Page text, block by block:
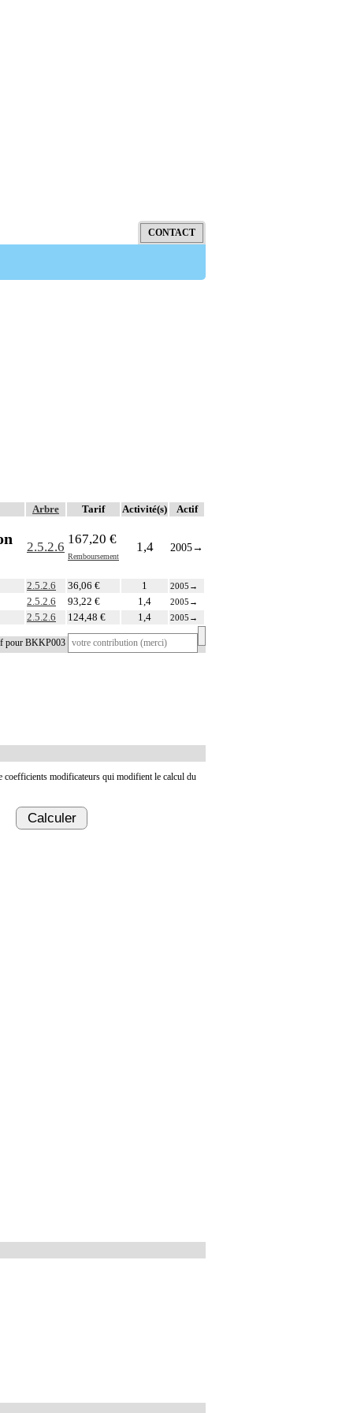
Arbre Tarif Activité(s) Actif
2.5.2.6
167,20 €
Remboursement
1,4 2005→
2.5.2.6 36,06 € 1 2005 →
2.5.2.6 93,22 € 1,4 2005 →
2.5.2.6 124,48 € 1,4 2005 →
pour BKKP003
coefficients modificateurs qui modifient le calcul du
Calculer